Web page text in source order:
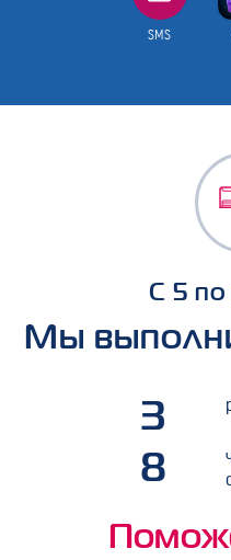
SMS
С 5 по
Мы
3
8